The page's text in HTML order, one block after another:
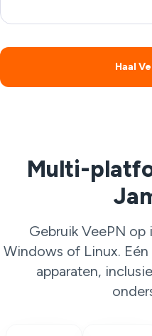
Haal
Multi-
Gebruik VeePN
Windows of Linux.
apparaten,